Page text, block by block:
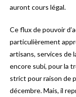
auront cours légal.
Ce flux de pouvoir
particulièrement
artisans, services de
encore subi, pour la
strict pour raison de
décembre. Mais, il